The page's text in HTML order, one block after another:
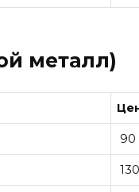
металл)
90